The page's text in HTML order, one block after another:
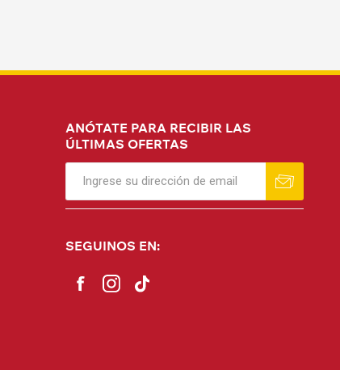
ANÓTATE PARA RECIBIR LAS
ÚLTIMAS OFERTAS
SEGUINOS EN: